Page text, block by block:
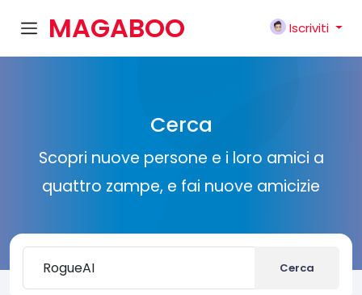
MAGABOO
Iscriviti
Cerca
Scopri nuove persone e i loro amici a
quattro zampe, e fai nuove amicizie
Cerca